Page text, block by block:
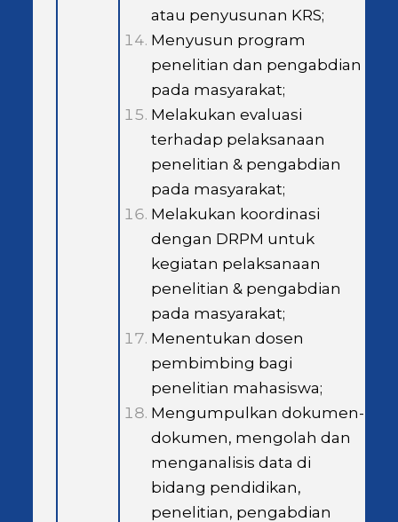
atau penyusunan KRS;
Menyusun program
penelitian dan pengabdian
pada masyarakat;
Melakukan evaluasi
terhadap pelaksanaan
penelitian & pengabdian
pada masyarakat;
Melakukan koordinasi
dengan DRPM untuk
kegiatan pelaksanaan
penelitian & pengabdian
pada masyarakat;
Menentukan dosen
pembimbing bagi
penelitian mahasiswa;
Mengumpulkan dokumen-
dokumen, mengolah dan
menganalisis data di
bidang pendidikan,
penelitian, pengabdian